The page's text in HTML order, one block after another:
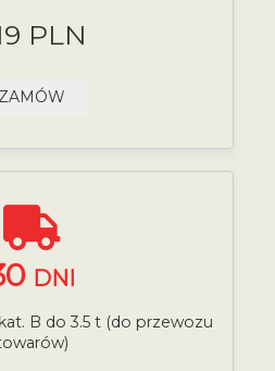
PLN
ZAMÓW
DNI
B do 3.5 t (do przewozu